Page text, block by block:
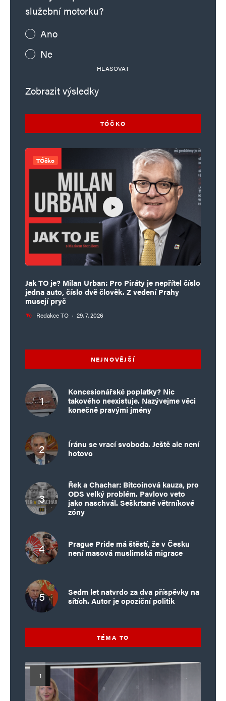
služební motorku?
Ano
Ne
HLASOVAT
Zobrazit výsledky
TÓČKO
TÓčko
Jak TO je? Milan Urban: Pro Piráty je nepřítel číslo
jedna auto, číslo dvě člověk. Z vedení Prahy
musejí pryč
Redakce TO · 29. 7. 2026
NEJNOVĚJŠÍ
Koncesionářské poplatky? Nic
takového neexistuje. Nazývejme věci
konečně pravými jmény
Íránu se vrací svoboda. Ještě ale není
hotovo
Řek a Chachar: Bitcoinová kauza, pro
ODS velký problém. Pavlovo veto
jako naschvál. Seškrtané větrníkové
zóny
Prague Pride má štěstí, že v Česku
není masová muslimská migrace
Sedm let natvrdo za dva příspěvky na
sítích. Autor je opoziční politik
TÉMA TO